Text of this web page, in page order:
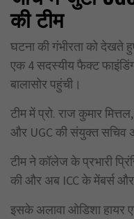
की टीम
घटना की गंभीरता को देखते
एक 4 सदस्यीय फैक्ट
बालासोर पहुंची।
टीम में प्रो. राज कुमार
और UGC की संयुक्त सचिव
टीम ने कॉलेज के प्रभारी
की और अब ICC के मेंबर्स और
इसके अलावा ओडिशा हायर